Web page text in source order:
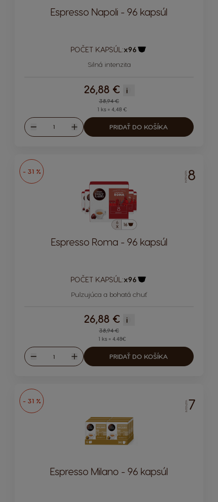
Espresso Napoli - 96 kapsúl
POČET KAPSÚL:x96
Silná intenzita
Regular Price
38,94 €
26,88 € i
1 ks = 4,48 €
Množstvo
Zvýšiť
PRIDAŤ DO KOŠÍKA
- 31 % INTENZITA8
Espresso Roma - 96 kapsúl
POČET KAPSÚL:x96
Pulzujúca a bohatá chuť
Regular Price
38,94 €
26,88 € i
1 ks = 4.48€
Množstvo
Zvýšiť
PRIDAŤ DO KOŠÍKA
- 31 % INTENZITA7
Espresso Milano - 96 kapsúl